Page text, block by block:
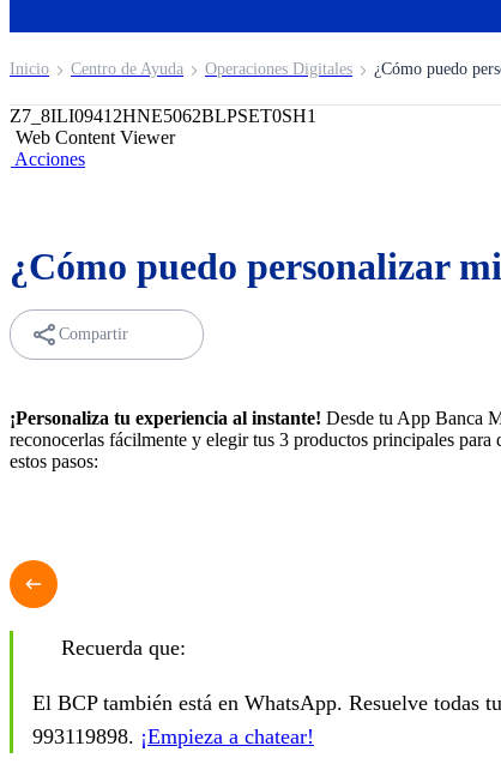
Inicio Centro de Ayuda Operaciones Digitales ¿Cómo puedo
Z7_8ILI09412HNE5062BLPSET0SH1
Web Content Viewer
Acciones
¿Cómo puedo personalizar
Compartir
¡Personaliza tu experiencia al instante! Desde tu App Banca
reconocerlas fácilmente y elegir tus 3 productos principales
estos pasos:
Recuerda que:
El BCP también está en WhatsApp. Resuelve todas
993119898. ¡Empieza a chatear!